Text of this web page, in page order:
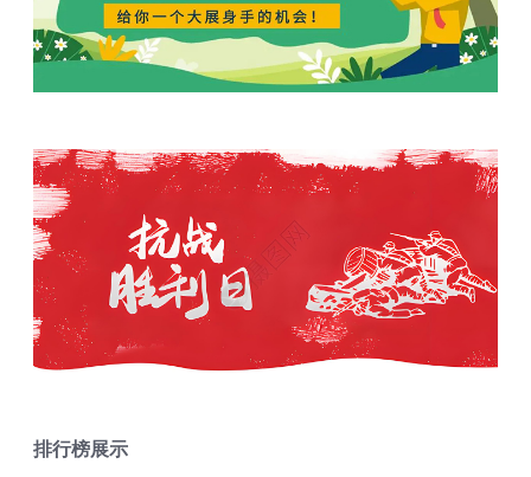
排行榜展示